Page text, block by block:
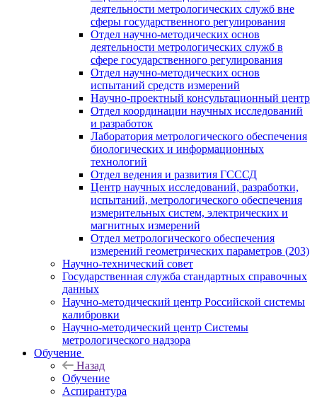
деятельности метрологических служб вне
сферы государственного регулирования
Отдел научно-методических основ
деятельности метрологических служб в
сфере государственного регулирования
Отдел научно-методических основ
испытаний средств измерений
Научно-проектный консультационный центр
Отдел координации научных исследований
и разработок
Лаборатория метрологического обеспечения
биологических и информационных
технологий
Отдел ведения и развития ГСССД
Центр научных исследований, разработки,
испытаний, метрологического обеспечения
измерительных систем, электрических и
магнитных измерений
Отдел метрологического обеспечения
измерений геометрических параметров (203)
Научно-технический совет
Государственная служба стандартных справочных
данных
Научно-методический центр Российской системы
калибровки
Научно-методический центр Системы
метрологического надзора
Обучение
Назад
Обучение
Аспирантура